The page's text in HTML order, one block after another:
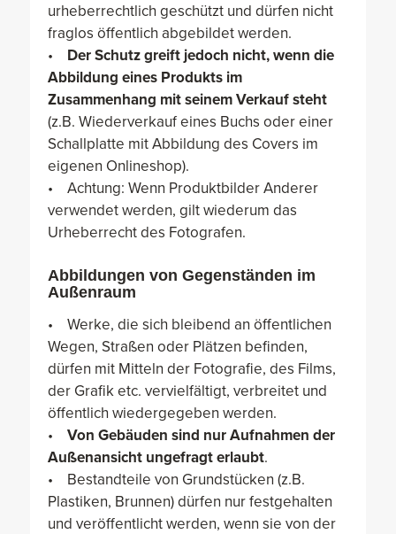
urheberrechtlich geschützt und dürfen nicht
fraglos öffentlich abgebildet werden.
• Der Schutz greift jedoch nicht, wenn die
Abbildung eines Produkts im
Zusammenhang mit seinem Verkauf steht
(z.B. Wiederverkauf eines Buchs oder einer
Schallplatte mit Abbildung des Covers im
eigenen Onlineshop).
• Achtung: Wenn Produktbilder Anderer
verwendet werden, gilt wiederum das
Urheberrecht des Fotografen.
Abbildungen von Gegenständen im
Außenraum
• Werke, die sich bleibend an öffentlichen
Wegen, Straßen oder Plätzen befinden,
dürfen mit Mitteln der Fotografie, des Films,
der Grafik etc. vervielfältigt, verbreitet und
öffentlich wiedergegeben werden.
• Von Gebäuden sind nur Aufnahmen der
Außenansicht ungefragt erlaubt.
• Bestandteile von Grundstücken (z.B.
Plastiken, Brunnen) dürfen nur festgehalten
und veröffentlicht werden, wenn sie von der